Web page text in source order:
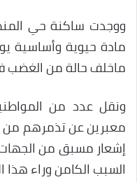
ووجدت ساكنة حي
مادة حيوية وأساسية
ماخلف حالة من
ونقل عدد من
معبرين عن تذمرهم من
إشعار مسبق من
السبب الكامن وراء هذا